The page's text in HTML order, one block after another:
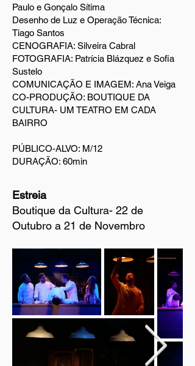
Paulo e Gonçalo Sítima
Desenho de Luz e Operação Técnica:
Tiago Santos
CENOGRAFIA: Silveira Cabral
FOTOGRAFIA: Patrícia Blázquez e Sofia
Sustelo
COMUNICAÇÃO E IMAGEM: Ana Veiga
CO-PRODUÇÃO: BOUTIQUE DA
CULTURA- UM TEATRO EM CADA
BAIRRO
PÚBLICO-ALVO: M/12
DURAÇÃO: 60min
Estreia
Boutique da Cultura- 22 de
Outubro a 21 de Novembro